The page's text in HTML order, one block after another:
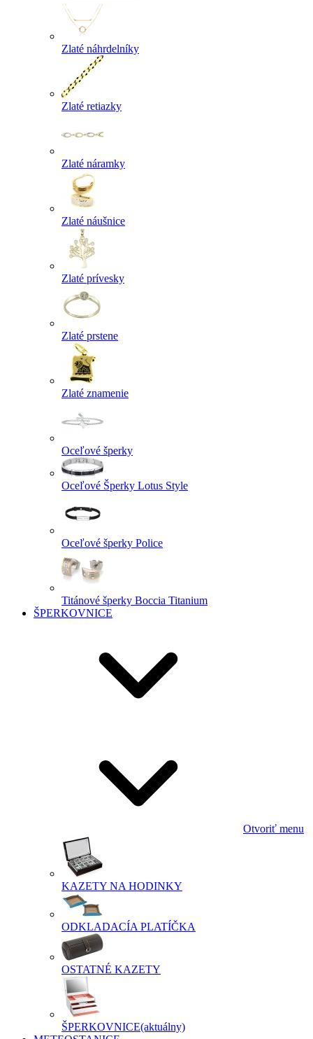
Zlaté náhrdelníky
Zlaté retiazky
Zlaté náramky
Zlaté náušnice
Zlaté prívesky
Zlaté prstene
Zlaté znamenie
Oceľové šperky
Oceľové Šperky Lotus Style
Oceľové šperky Police
Titánové šperky Boccia Titanium
ŠPERKOVNICE
Otvoriť menu
KAZETY NA HODINKY
ODKLADACÍA PLATÍČKA
OSTATNÉ KAZETY
ŠPERKOVNICE(aktuálny)